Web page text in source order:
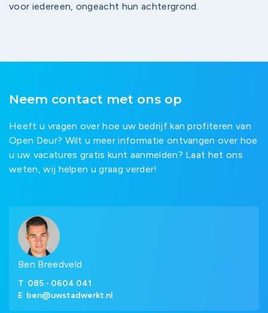
voor iedereen, ongeacht hun achtergrond.
Neem contact met ons op
Heeft u vragen over hoe uw bedrijf kan profiteren van
Open Deur? Wilt u meer informatie ontvangen over hoe
u uw vacatures gratis kunt aanmelden? Laat het ons
weten, wij helpen u graag verder!
Ben Breedveld
T 085 - 0604 041
E ben@uwstadwerkt.nl